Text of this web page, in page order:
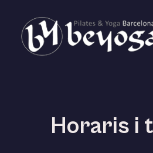
contingut
Horaris i